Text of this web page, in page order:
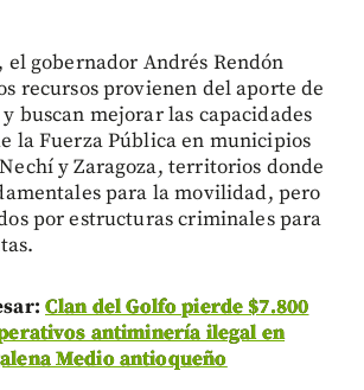
gobernador Andrés Rendón
recursos provienen del aporte de
buscan mejorar las capacidades
la Fuerza Pública en municipios
y Zaragoza, territorios donde
para la movilidad, pero
por estructuras criminales para
Clan del Golfo pierde $7.800
antiminería ilegal en
Medio antioqueño